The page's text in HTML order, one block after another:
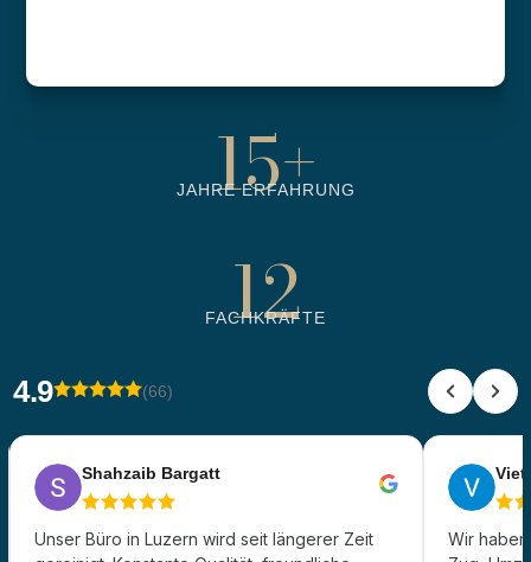
15+
JAHRE ERFAHRUNG
12
FACHKRÄFTE
4.9 (66)
Shahzaib Bargatt
Unser Büro in Luzern wird seit längerer Zeit
Viet
Wir